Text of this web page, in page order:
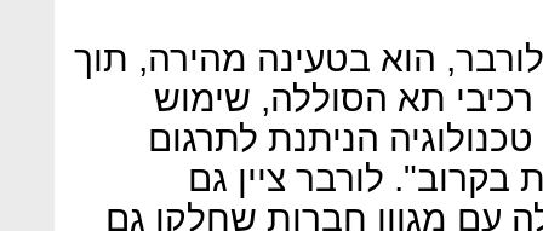
הוא בטעינה מהירה, תוך
תא הסוללה, שימוש
הניתנת לתרגום
בקרוב". לורבר ציין גם
עם מגוון חברות שחלקן גם